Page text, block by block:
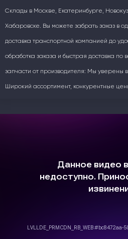
Склады в Москве, Екатеринбурге,
Хабаровске. Вы можете забрать заказ в
доставка транспортной компанией до
обработка заказа и быстрая доставка по
запчасти от производителя: Мы уверены
Широкий ассортимент, конкурентные